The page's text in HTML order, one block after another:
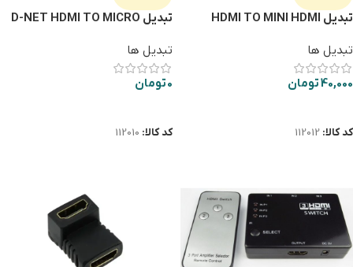
تبدیل HDMI TO MINI HDMI
تبدیل ها
40,000تومان
کد کالا: 112012
تبدیل D-NET HDMI TO MICRO
تبدیل ها
0تومان
کد کالا: 112010